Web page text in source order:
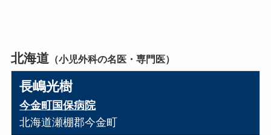
北海道 （小児外科の名医・専門医）
長嶋光樹
今金町国保病院
北海道瀬棚郡今金町